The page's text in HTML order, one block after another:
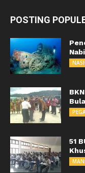
POSTING
51